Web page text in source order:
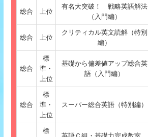
総合 上位
有名大突破！ 戦略英語解法
（入門編）
総合 上位
クリティカル英文読解（特別
編）
総合
標
準・
上位
基礎から偏差値アップ総合英
語（入門編）
総合
標
準・
上位
スーパー総合英語（特別編）
標